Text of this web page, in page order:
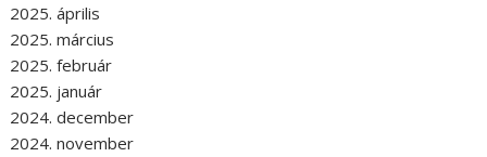
2025. április
2025. március
2025. február
2025. január
2024. december
2024. november